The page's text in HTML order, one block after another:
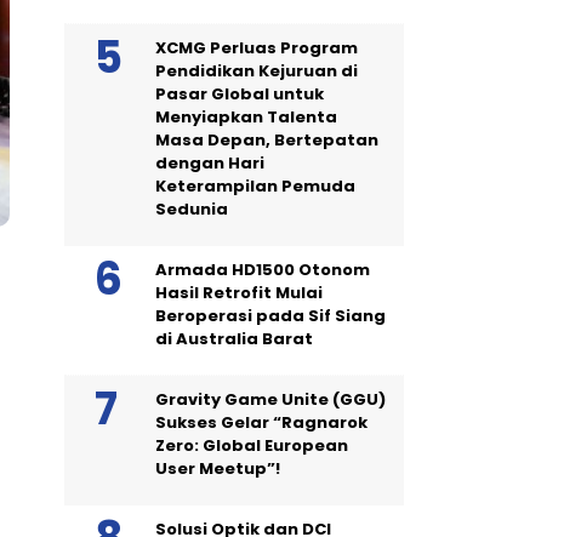
XCMG Perluas Program
Pendidikan Kejuruan di
Pasar Global untuk
Menyiapkan Talenta
Masa Depan, Bertepatan
dengan Hari
Keterampilan Pemuda
Sedunia
Armada HD1500 Otonom
Hasil Retrofit Mulai
Beroperasi pada Sif Siang
di Australia Barat
Gravity Game Unite (GGU)
Sukses Gelar “Ragnarok
Zero: Global European
User Meetup”!
Solusi Optik dan DCI